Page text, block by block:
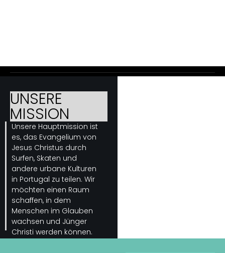
UNSERE
MISSION
Unsere Hauptmission ist
es, das Evangelium von
Jesus Christus durch
Surfen, Skaten und
andere urbane Kulturen
in Portugal zu teilen. Wir
möchten einen Raum
schaffen, in dem
Menschen im Glauben
wachsen und Jünger
Christi werden können.